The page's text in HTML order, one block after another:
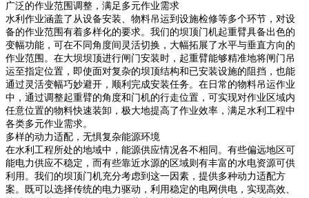
广泛的作业范围调整，满足多元作业需求
水利作业涵盖了从设备安装、物料吊运到设施检修等多个环节，对设
备的作业范围有着多样化的要求。我们的坝顶门机起重臂具备出色的
变幅功能，可在不同角度间灵活切换，大幅拓展了水平与垂直方向的
作业范围。在大坝坝顶进行闸门安装时，起重臂能够精准地将闸门吊
运至指定位置，即使面对复杂的坝顶结构和已安装设施的阻挡，也能
通过灵活变幅巧妙避开，顺利完成安装任务。在日常的物料吊运作业
中，通过调整起重臂的角度和门机的行走位置，可实现对作业区域内
任意位置的物料快速装卸，极大地提高了作业效率，满足水利工程中
各类多元作业需求。
多样的动力适配，无惧复杂能源环境
在水利工程所处的地域中，能源供应情况各不相同。有些偏远地区可
能电力供应不稳定，而有些靠近水源的区域则有丰富的水电资源可供
利用。我们的坝顶门机充分考虑到这一因素，提供多种动力适配方
案。既可以选择传统的电力驱动，利用稳定的电网供电，实现高效、